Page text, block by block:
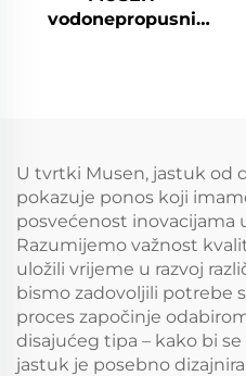
vodonepropusni
se može prati u perilici
rublja
U tvrtki Musen, jastuk od
pokazuje ponos koji
posvećenost inovacijama
Razumijemo važnost
uložili vrijeme u razvoj
bismo zadovoljili potrebe
proces započinje
disajućeg tipa – kako bi
jastuk je posebno